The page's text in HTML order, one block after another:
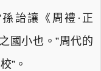
詒讓《周禮·正
國小也。”周代的
”。